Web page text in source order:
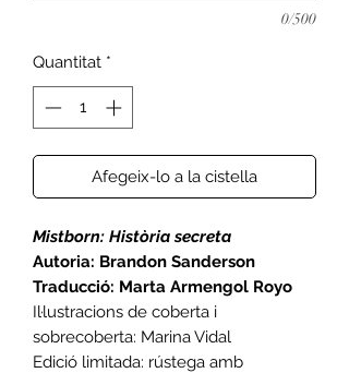
0/500
Quantitat *
Afegeix-lo a la cistella
Mistborn: Història secreta
Autoria: Brandon Sanderson
Traducció: Marta Armengol Royo
Il·lustracions de coberta i
sobrecoberta: Marina Vidal
Edició limitada: rústega amb